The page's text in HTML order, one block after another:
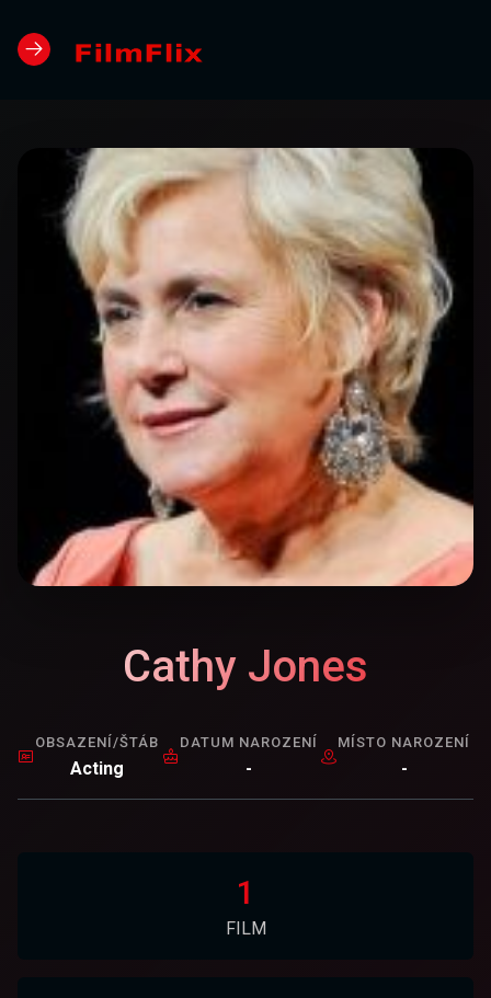
Cathy Jones
OBSAZENÍ/ŠTÁB
Acting
DATUM NAROZENÍ
-
MÍSTO NAROZENÍ
-
1
FILM